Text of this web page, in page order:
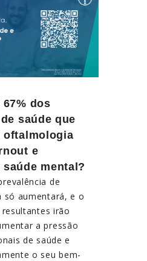
dos
saúde que
oftalmologia
e
mental?
de
só aumentará, e o
irão
a pressão
de saúde e
o seu bem-